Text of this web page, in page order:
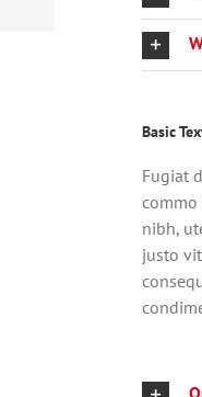
Basic
Fugiat
nibh,
justo